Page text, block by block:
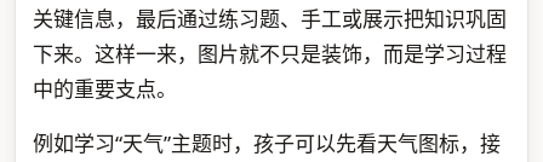
关键信息，最后通过练习题、手工或展示把知识巩固
下来。这样一来，图片就不只是装饰，而是学习过程
中的重要支点。
例如学习“天气”主题时，孩子可以先看天气图标，接